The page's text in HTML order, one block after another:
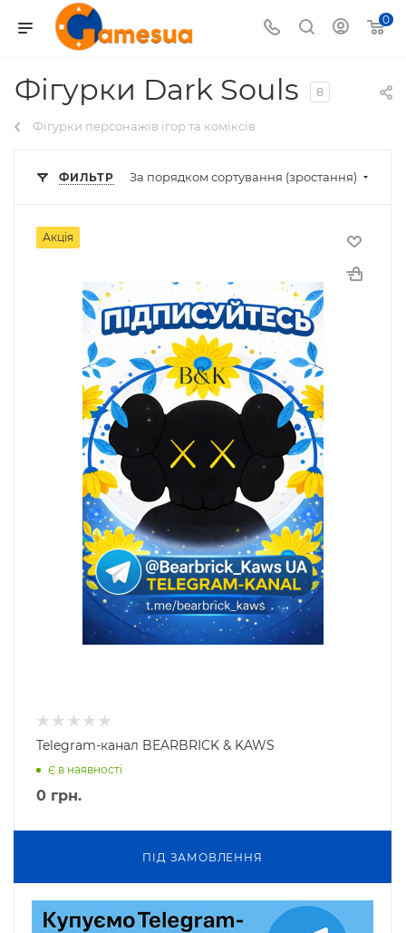
0
Фігурки Dark Souls 8
Фігурки персонажів ігор та коміксів
ФИЛЬТР За порядком сортування (зростання)
Акція
Telegram-канал BEARBRICK & KAWS
Є в наявності
0 грн.
ПIД ЗАМОВЛЕННЯ